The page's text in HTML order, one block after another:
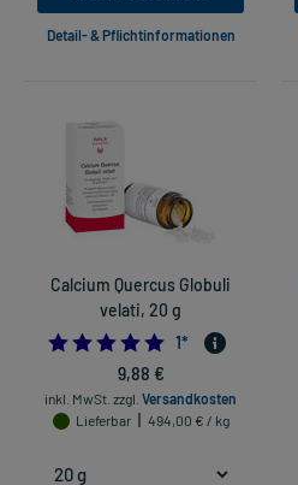
Detail- & Pflichtinformationen
Calcium Quercus Globuli
velati, 20 g
5.0
1*
9,88 €
inkl. MwSt. zzgl. Versandkosten
Lieferbar
494,00 € / kg